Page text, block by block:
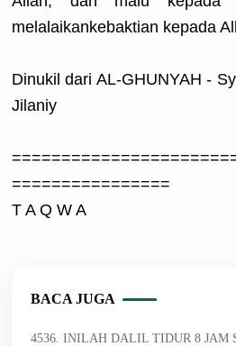
melalaikankebaktian kepada
Dinukil dari AL-GHUNYAH -
Jilaniy
====================
================
T A Q W A
BACA JUGA
4536. INILAH DALIL TIDUR 8 JAM